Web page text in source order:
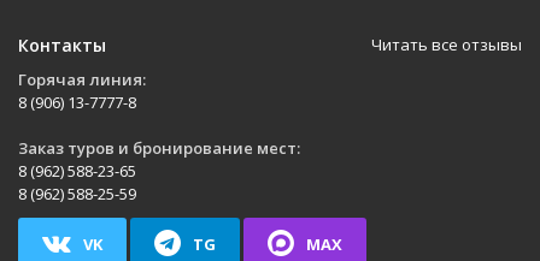
Читать все отзывы
Контакты
Горячая линия:
8 (906) 13-7777-8
Заказ туров и бронирование мест:
8 (962) 588-23-65
8 (962) 588-25-59
VK TG MAX